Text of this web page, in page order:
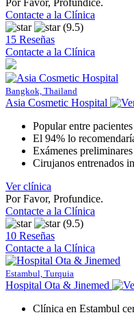
Contacte a la Clínica
(9.5)
15 Reseñas
Contacte a la Clínica
Bangkok, Thailand
Asia Cosmetic Hospital
Popular entre
El 94% lo
Exámenes
Cirujanos entrenados
Ver clínica
Por Favor, Profundice.
Contacte a la Clínica
(9.5)
10 Reseñas
Contacte a la Clínica
Estambul, Turquia
Hospital Ota & Jinemed
Clínica en Estambul